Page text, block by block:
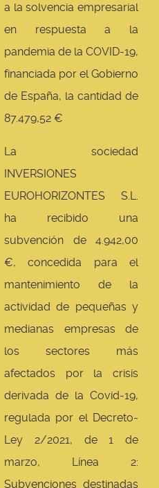
a la solvencia empresarial
en respuesta a la
pandemia de la COVID-19,
financiada por el Gobierno
de España, la cantidad de
87.479,52 €
La sociedad
INVERSIONES
EUROHORIZONTES S.L.
ha recibido una
subvención de 4.942,00
€, concedida para el
mantenimiento de la
actividad de pequeñas y
medianas empresas de
los sectores más
afectados por la crisis
derivada de la Covid-19,
regulada por el Decreto-
Ley 2/2021, de 1 de
marzo, Línea 2:
Subvenciones destinadas